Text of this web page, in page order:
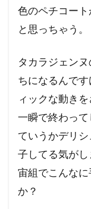
色のペチコート
と思っちゃう。
タカラジェン
ちになるんで
ィックな動き
一瞬で終わって
ていうかデリ
子してる気がし
宙組でこんな
か？